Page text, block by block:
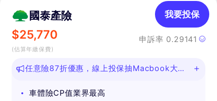
國泰產險
$25,770
(估算年繳保費)
申訴率 0.29141
我要投保
任意險87折優惠，線上投保抽Macbook大
車體險CP值業界最高